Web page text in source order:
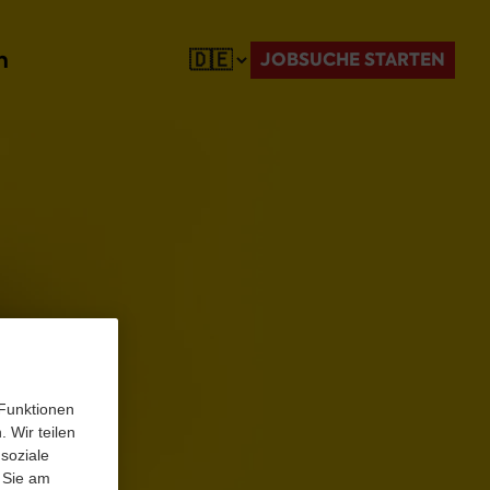
JOBSUCHE STARTEN
Wir teilen
am